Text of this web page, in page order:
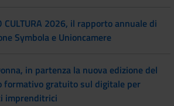
CULTURA 2026, il rapporto annuale di
Symbola e Unioncamere
in partenza la nuova edizione del
formativo gratuito sul digitale per
imprenditrici